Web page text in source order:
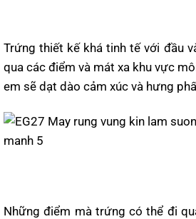
Trứng thiết kế khá tinh tế với đầu
qua các điểm và mát xa khu vực
em sẽ dạt dào cảm xúc và hưng
Những điểm mà trứng có thể đi